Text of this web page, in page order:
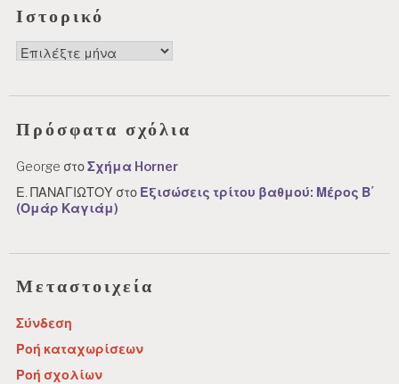
Ιστορικό
Ιστορικό
Πρόσφατα σχόλια
George στοΣχήμα Horner
Ε. ΠΑΝΑΓΙΩΤΟΥ στο Εξισώσεις τρίτου βαθμού: Μέρος Β΄
(Ομάρ Καγιάμ)
Μεταστοιχεία
Σύνδεση
Ροή καταχωρίσεων
Ροή σχολίων